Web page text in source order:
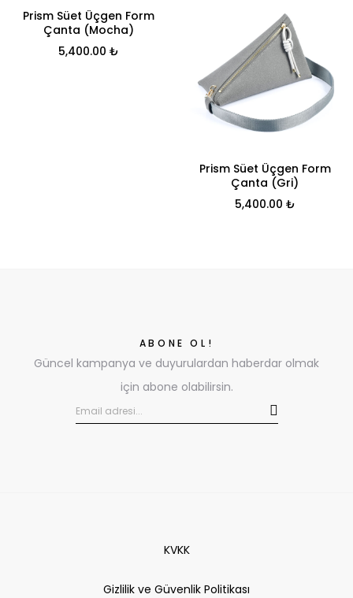
Prism Süet Üçgen Form
Çanta (Mocha)
5,400.00 ₺
Prism Süet Üçgen Form
Çanta (Gri)
5,400.00 ₺
ABONE OL!
Güncel kampanya ve duyurulardan haberdar olmak
için abone olabilirsin.
KVKK
Gizlilik ve Güvenlik Politikası